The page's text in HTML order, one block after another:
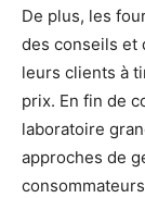
De plus, les
des conseils et
leurs clients à
prix. En fin de
laboratoire
approches de